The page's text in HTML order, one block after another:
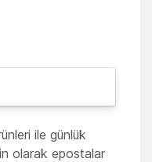
ile günlük
olarak epostalar